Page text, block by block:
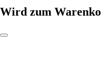
Wird zum